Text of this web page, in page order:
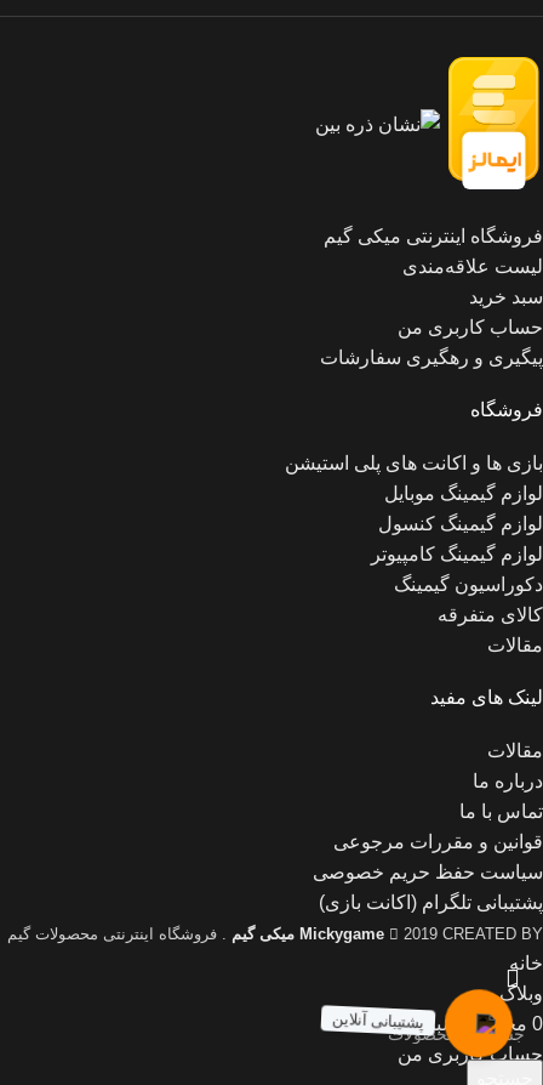
فروشگاه اینترنتی میکی گیم
لیست علاقه‌مندی
سبد خرید
حساب کاربری من
پیگیری و رهگیری سفارشات
فروشگاه
بازی ها و اکانت های پلی استیشن
لوازم گیمینگ موبایل
لوازم گیمینگ کنسول
لوازم گیمینگ کامپیوتر
دکوراسیون گیمینگ
کالای متفرقه
مقالات
لینک های مفید
مقالات
درباره ما
تماس با ما
قوانین و مقررات مرجوعی
سیاست حفظ حریم خصوصی
پشتیبانی تلگرام (اکانت بازی)
Mickygame 2019 CREATED BY میکی گیم . فروشگاه اینترنتی محصولات گیم
پشتیبانی آنلاین
خانه
وبلاگ
0 محصول
سبد خرید
حساب کاربری من